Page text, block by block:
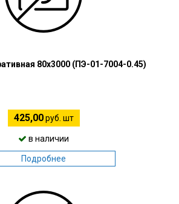
80х3000 (ПЭ-01-7004-0.45)
425,00руб. шт
в наличии
Подробнее